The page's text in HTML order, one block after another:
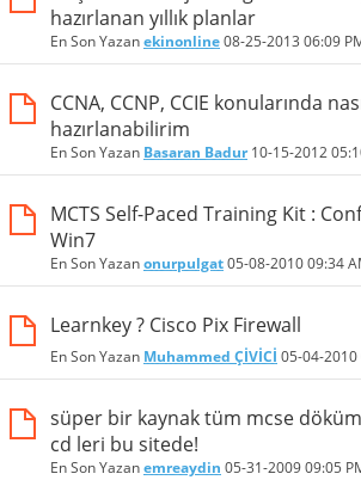
hazırlanan yıllık planlar
En Son Yazanekinonline08-25-2013 06:09
CCNA, CCNP, CCIE konularında
hazırlanabilirim
En Son Yazan Basaran Badur10-15-2012
MCTS Self-Paced Training Kit :
Win7
En Son Yazanonurpulgat05-08-201009:34
Learnkey ? Cisco Pix Firewall
En Son Yazan Muhammed ÇİVİCİ 05-04-2010
süper bir kaynak tüm mcse
cd leri bu sitede!
En Son Yazanemreaydin 05-31-200909:05